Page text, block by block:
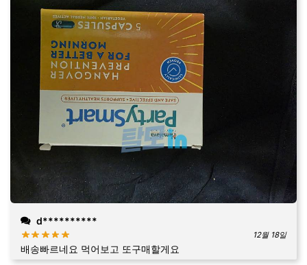
d**********
12월 18일
배송빠르네요 먹어보고 또구매할게요